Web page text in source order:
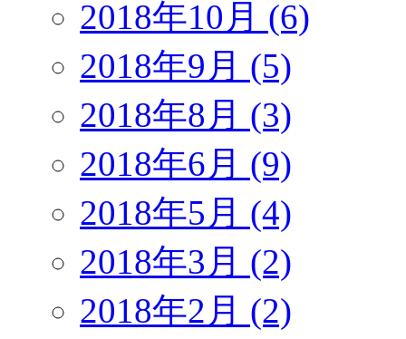
2018年10月 (6)
2018年9月 (5)
2018年8月 (3)
2018年6月 (9)
2018年5月 (4)
2018年3月 (2)
2018年2月 (2)